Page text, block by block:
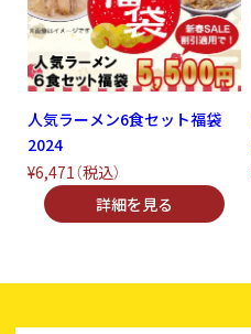
人気ラーメン6食セット福袋
2024
¥6,471 （税込）